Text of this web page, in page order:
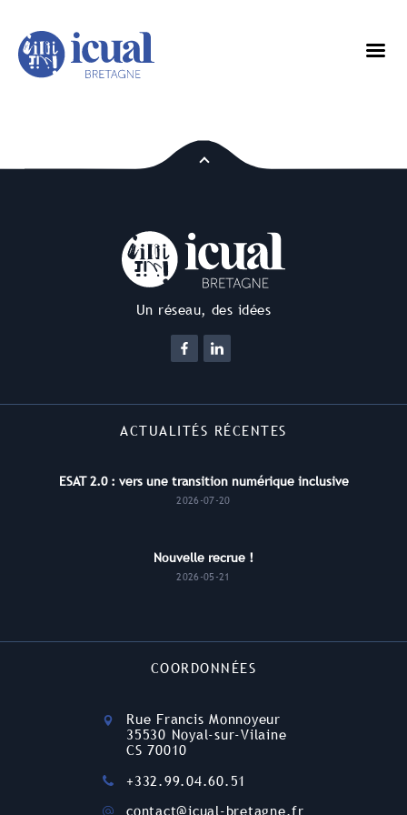
Un réseau, des idées
ACTUALITÉS RÉCENTES
ESAT 2.0 : vers une transition numérique inclusive
2026-07-20
Nouvelle recrue !
2026-05-21
COORDONNÉES
Rue Francis Monnoyeur
35530 Noyal-sur-Vilaine
CS 70010
+332.99.04.60.51
contact@icual-bretagne.fr